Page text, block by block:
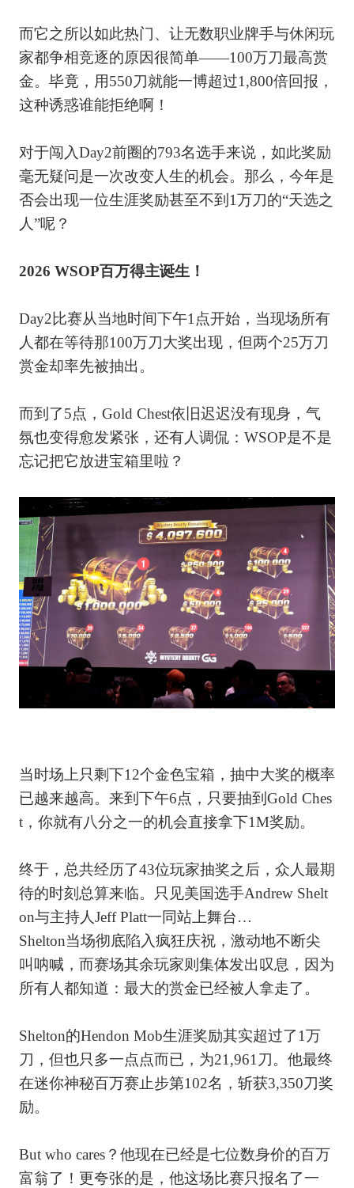
而它之所以如此热门、让无数职业牌手与休闲玩
家都争相竞逐的原因很简单——100万刀最高赏
金。毕竟，用550刀就能一博超过1,800倍回报，
这种诱惑谁能拒绝啊！
对于闯入Day2前圈的793名选手来说，如此奖励
毫无疑问是一次改变人生的机会。那么，今年是
否会出现一位生涯奖励甚至不到1万刀的“天选之
人”呢？
2026 WSOP百万得主诞生！
Day2比赛从当地时间下午1点开始，当现场所有
人都在等待那100万刀大奖出现，但两个25万刀
赏金却率先被抽出。
而到了5点，Gold Chest依旧迟迟没有现身，气
氛也变得愈发紧张，还有人调侃：WSOP是不是
忘记把它放进宝箱里啦？
当时场上只剩下12个金色宝箱，抽中大奖的概率
已越来越高。来到下午6点，只要抽到Gold Ches
t，你就有八分之一的机会直接拿下1M奖励。
终于，总共经历了43位玩家抽奖之后，众人最期
待的时刻总算来临。只见美国选手Andrew Shelt
on与主持人Jeff Platt一同站上舞台…
Shelton当场彻底陷入疯狂庆祝，激动地不断尖
叫呐喊，而赛场其余玩家则集体发出叹息，因为
所有人都知道：最大的赏金已经被人拿走了。
Shelton的Hendon Mob生涯奖励其实超过了1万
刀，但也只多一点点而已，为21,961刀。他最终
在迷你神秘百万赛止步第102名，斩获3,350刀奖
励。
But who cares？他现在已经是七位数身价的百万
富翁了！更夸张的是，他这场比赛只报名了一